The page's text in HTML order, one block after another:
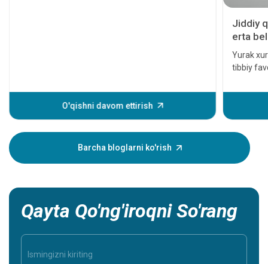
O'qishni davom ettirish
Jiddiy
erta
Yurak
tibbiy
hatto
Ushbu
shuning
Barcha bloglarni ko'rish
Qayta Qo'ng'iroqni So'rang